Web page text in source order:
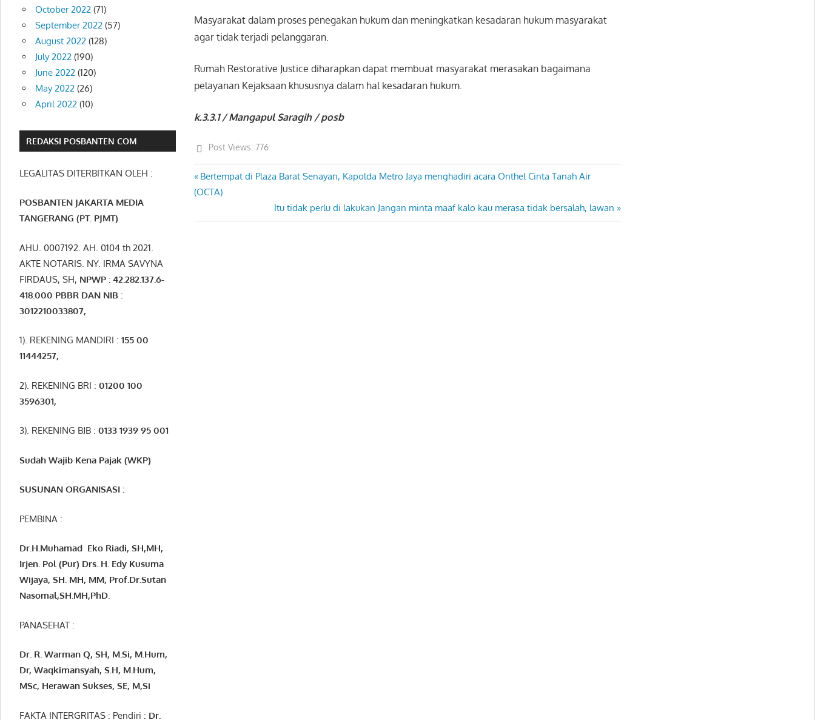
Masyarakat dalam proses penegakan hukum dan meningkatkan kesadaran hukum masyarakat
agar tidak terjadi pelanggaran.
Rumah Restorative Justice diharapkan dapat membuat masyarakat merasakan bagaimana
pelayanan Kejaksaan khususnya dalam hal kesadaran hukum.
k.3.3.1 / Mangapul Saragih / posb
Post Views:776
Post
Previous
Post:
Bertempat di Plaza Barat Senayan, Kapolda Metro Jaya menghadiri acara Onthel Cinta Tanah Air
(OCTA)
Next
Post:
Itu tidak perlu di lakukan Jangan minta maaf kalo kau merasa tidak bersalah, lawan
October 2022(71)
September 2022(57)
August 2022(128)
July 2022(190)
June 2022(120)
May 2022(26)
April 2022(10)
REDAKSI POSBANTEN COM
LEGALITAS DITERBITKAN OLEH :
POSBANTEN JAKARTA MEDIA
TANGERANG (PT. PJMT)
AHU. 0007192. AH. 0104 th 2021.
AKTE NOTARIS. NY. IRMA SAVYNA
FIRDAUS, SH, NPWP : 42. 282 .137.6-
418.000 PBBR DAN NIB :
3012210033807,
1). REKENING MANDIRI : 155 00
11444257,
2). REKENING BRI : 01200 100
3596301,
3). REKENING BJB : 0133 1939 95 001
Sudah Wajib Kena Pajak (WKP)
SUSUNAN ORGANISASI :
PEMBINA :
Dr.H.Muhamad Eko Riadi, SH,MH,
Irjen. Pol (Pur) Drs. H. Edy Kusuma
Wijaya, SH. MH, MM, Prof.Dr.Sutan
Nasomal,SH.MH,PhD.
PANASEHAT :
Dr. R. Warman Q, SH, M.Si, M.Hum,
Dr, Waqkimansyah, S.H, M.Hum,
MSc, Herawan Sukses, SE, M,Si
FAKTA INTERGRITAS : Pendiri : Dr.